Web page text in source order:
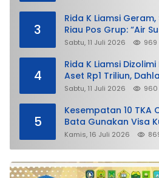
3
Rida K Liamsi
Riau Pos Grup: “Air
Sabtu, 11 Juli 2026 969
4
Rida K Liamsi
Aset Rp1 Triliun,
Membela
Sabtu, 11 Juli 2026 960
5
Kesempatan 10 TKA
Bata Gunakan Visa
Lunak Ditjen Imigrasi
Kamis, 16 Juli 2026